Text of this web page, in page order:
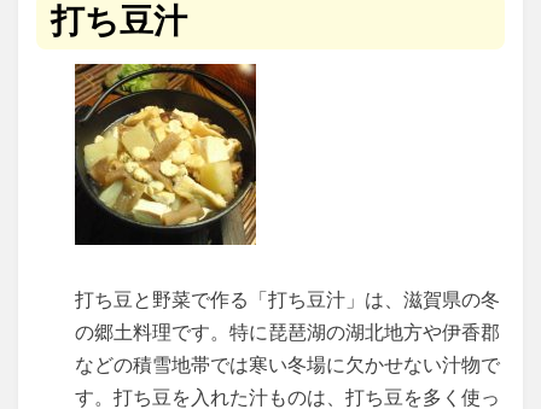
打ち豆汁
打ち豆と野菜で作る「打ち豆汁」は、滋賀県の冬
の郷土料理です。特に琵琶湖の湖北地方や伊香郡
などの積雪地帯では寒い冬場に欠かせない汁物で
す。打ち豆を入れた汁ものは、打ち豆を多く使っ